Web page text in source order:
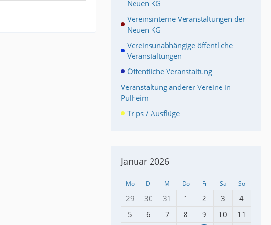
Neuen KG
Vereinsinterne Veranstaltungen der
Neuen KG
Vereinsunabhängige öffentliche
Veranstaltungen
Öffentliche Veranstaltung
Veranstaltung anderer Vereine in
Pulheim
Trips / Ausflüge
Januar 2026
Mo Di Mi Do Fr Sa So
29 30 31 1 2 3
4
5
6 7 8 9 10
11